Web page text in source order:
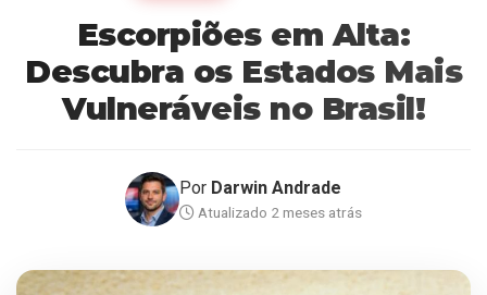
Escorpiões em Alta:
Descubra os Estados Mais
Vulneráveis no Brasil!
Por Darwin Andrade
Atualizado 2 meses atrás